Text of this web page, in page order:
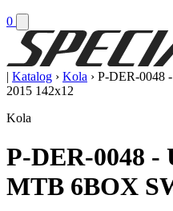
0
| Katalog › Kola › P-DER-0048
2015 142x12
Kola
P-DER-0048 -
MTB 6BOX